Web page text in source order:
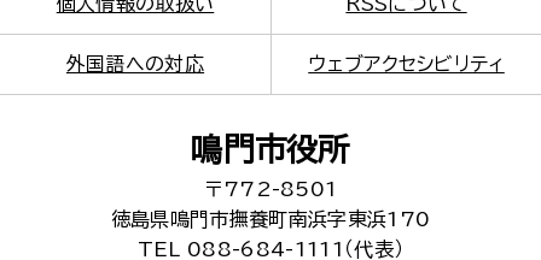
外国語への対応 ウェブアクセシビリティ
鳴門市役所
〒772-8501
徳島県鳴門市撫養町南浜字東浜170
TEL 088-684-1111（代表）